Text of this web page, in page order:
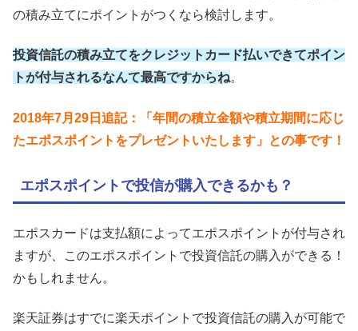
の積み立てにポイントがつくなら検討します。
投資信託の積み立てをクレジットカード払いできてポイン
トが付与されるなんて最高ですからね。
2018年7月29日追記：「年間の積立金額や積立期間に応じ
たエポスポイントをプレゼントいたします」との事です！
エポスポイントで投信が購入できるかも？
エポスカードは支払額によってエポスポイントが付与され
ますが、このエポスポイントで投資信託の購入ができる！
かもしれません。
楽天証券はすでに楽天ポイントで投資信託の購入が可能で